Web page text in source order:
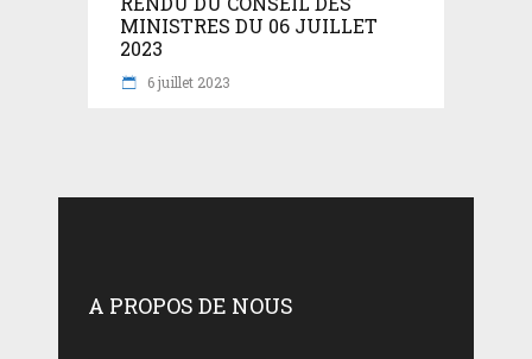
MINISTRES DU 06 JUILLET
2023
6 juillet 2023
A PROPOS DE NOUS